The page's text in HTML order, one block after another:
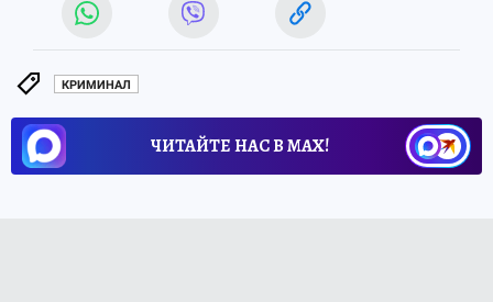
КРИМИНАЛ
ЧИТАЙТЕ НАС В МАХ!